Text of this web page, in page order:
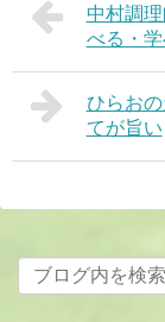
中村調
べる・学
ひらお
てが旨い